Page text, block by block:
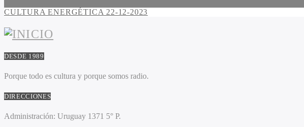
CULTURA ENERGÉTICA 22-12-2023
DESDE 1989
Porque todo es cultura y porque somos radio.
DIRECCIONES
Administración: Uruguay 1371 5° P.